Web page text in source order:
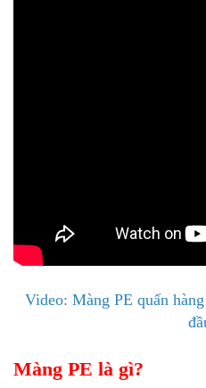
Video: Màng PE quấn
Màng PE là gì?